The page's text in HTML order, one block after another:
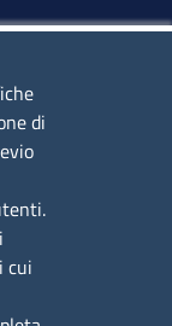
16,00
di
cui